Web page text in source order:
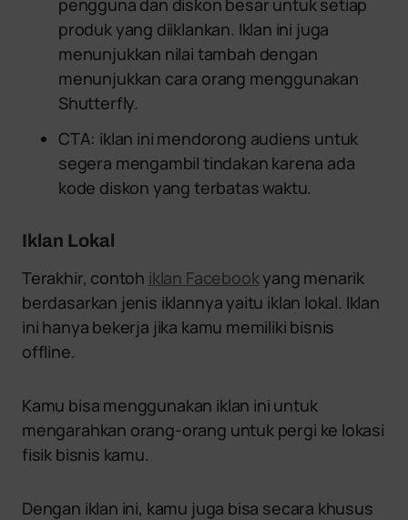
produk yang diiklankan. Iklan ini juga
menunjukkan nilai tambah dengan
menunjukkan cara orang menggunakan
Shutterfly.
CTA: iklan ini mendorong audiens untuk
segera mengambil tindakan karena ada
kode diskon yang terbatas waktu.
Iklan Lokal
Terakhir, contoh iklan Facebookyang menarik
berdasarkan jenis iklannya yaitu iklan lokal. Iklan
ini hanya bekerja jika kamu memiliki bisnis
offline.
Kamu bisa menggunakan iklan ini untuk
mengarahkan orang-orang untuk pergi ke lokasi
fisik bisnis kamu.
Dengan iklan ini, kamu juga bisa secara khusus